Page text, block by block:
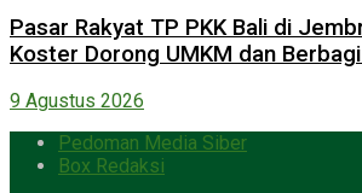
Pasar Rakyat TP PKK Bali di
Koster Dorong UMKM dan
9 Agustus 2026
Pedoman Media Siber
Box Redaksi